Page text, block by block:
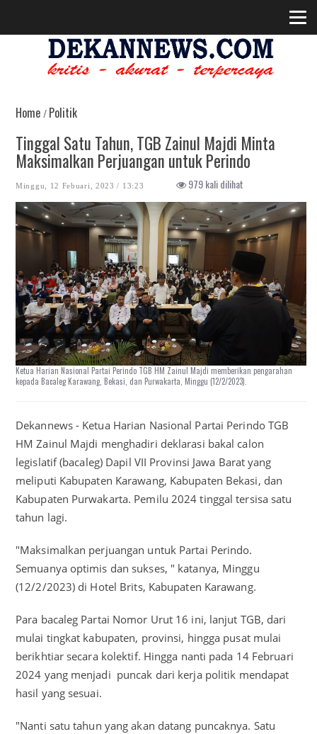
Home/Politik
Tinggal Satu Tahun, TGB Zainul Majdi Minta
Maksimalkan Perjuangan untuk Perindo
Minggu, 12 Febuari, 2023 / 13:23 979 kali dilihat
Ketua Harian Nasional Partai Perindo TGB HM Zainul Majdi memberikan pengarahan
kepada Bacaleg Karawang, Bekasi, dan Purwakarta, Minggu (12/2/2023).
Dekannews - Ketua Harian Nasional Partai Perindo TGB
HM Zainul Majdi menghadiri deklarasi bakal calon
legislatif (bacaleg) Dapil VII Provinsi Jawa Barat yang
meliputi Kabupaten Karawang, Kabupaten Bekasi, dan
Kabupaten Purwakarta. Pemilu 2024 tinggal tersisa satu
tahun lagi.
"Maksimalkan perjuangan untuk Partai Perindo.
Semuanya optimis dan sukses, " katanya, Minggu
(12/2/2023) di Hotel Brits, Kabupaten Karawang.
Para bacaleg Partai Nomor Urut 16 ini, lanjut TGB, dari
mulai tingkat kabupaten, provinsi, hingga pusat mulai
berikhtiar secara kolektif. Hingga nanti pada 14 Februari
2024 yang menjadi puncak dari kerja politik mendapat
hasil yang sesuai.
"Nanti satu tahun yang akan datang puncaknya. Satu